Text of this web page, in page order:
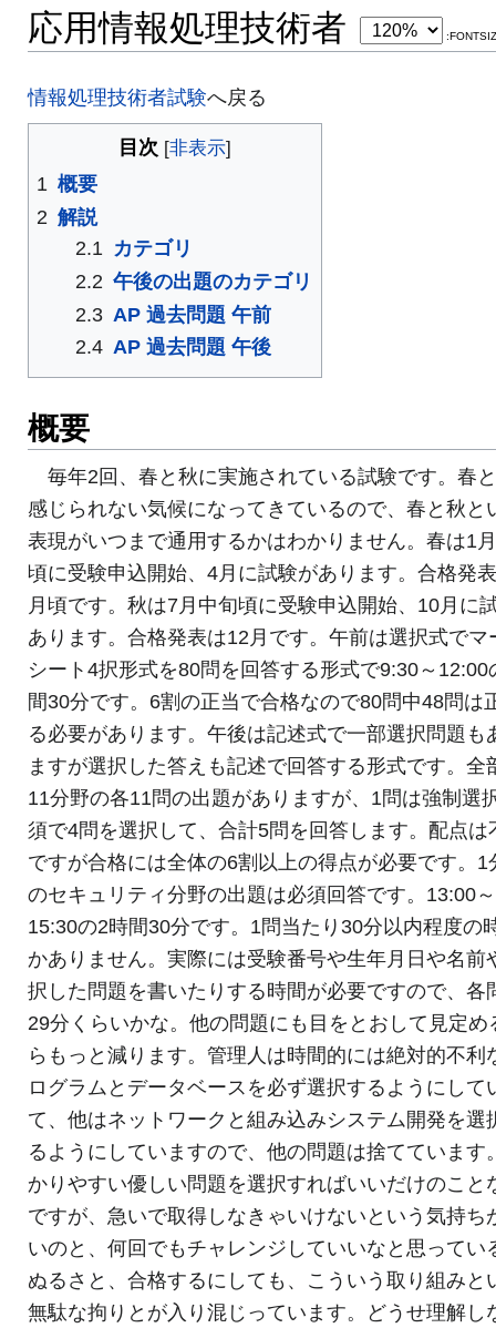
応用情報処理技術者
情報処理技術者試験へ戻る
目次
1 概要
2 解説
2.1 カテゴリ
2.2 午後の出題のカテゴリ
2.3 AP 過去問題 午前
2.4 AP 過去問題 午後
概要
毎年2回、春と秋に実施されている試験です。春
感じられない気候になってきているので、春と秋と
表現がいつまで通用するかはわかりません。春は1
頃に受験申込開始、4月に試験があります。合格発
月頃です。秋は7月中旬頃に受験申込開始、10月に
あります。合格発表は12月です。午前は選択式でマ
シート4択形式を80問を回答する形式で9:30～12:00
間30分です。6割の正当で合格なので80問中48問は
る必要があります。午後は記述式で一部選択問題も
ますが選択した答えも記述で回答する形式です。全
11分野の各11問の出題がありますが、1問は強制選
須で4問を選択して、合計5問を回答します。配点は
ですが合格には全体の6割以上の得点が必要です。1
のセキュリティ分野の出題は必須回答です。13:00～
15:30の2時間30分です。1問当たり30分以内程度の
かありません。実際には受験番号や生年月日や名前
択した問題を書いたりする時間が必要ですので、各
29分くらいかな。他の問題にも目をとおして見定め
らもっと減ります。管理人は時間的には絶対的不利
ログラムとデータベースを必ず選択するようにして
て、他はネットワークと組み込みシステム開発を選
るようにしていますので、他の問題は捨てています
かりやすい優しい問題を選択すればいいだけのこと
ですが、急いで取得しなきゃいけないという気持ち
いのと、何回でもチャレンジしていいなと思ってい
ぬるさと、合格するにしても、こういう取り組みと
無駄な拘りとが入り混じっています。どうせ理解し